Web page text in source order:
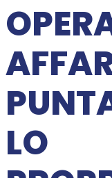
LO